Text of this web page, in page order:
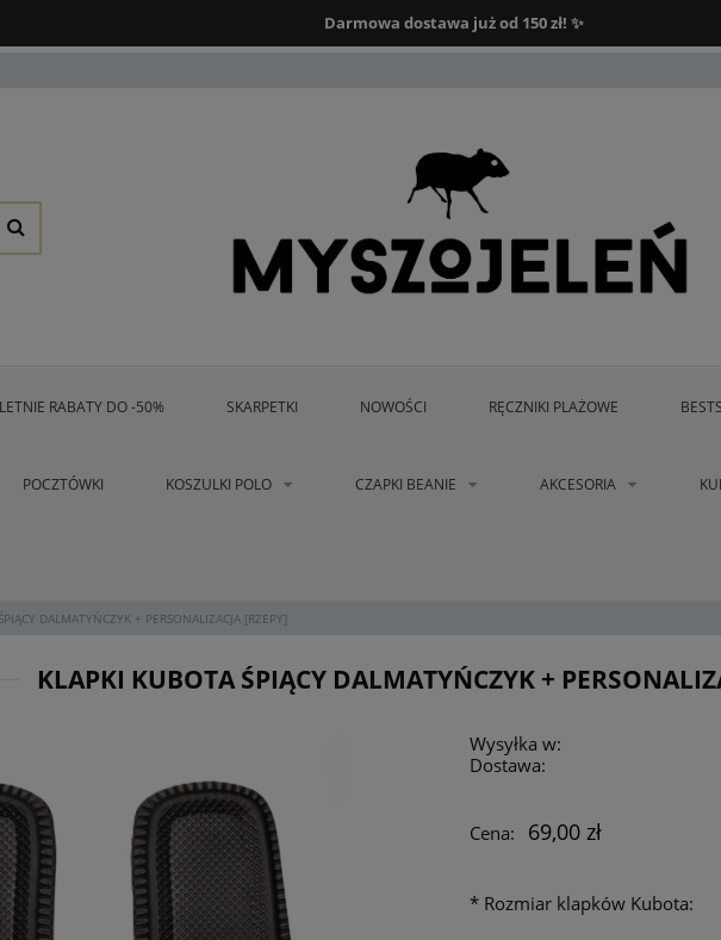
Darmowa dostawa od 150 zł.
Darmowa dostawa już od 150 zł! ✨
LETNIE RABATY DO -50% SKARPETKI NOWOŚCI RĘCZNIKI PLAŻOWE
POCZTÓWKI KOSZULKI POLO CZAPKI BEANIE AKCESORIA
DALMATYŃCZYK + PERSONALIZACJA [RZEPY]
KLAPKI KUBOTA ŚPIĄCY DALMATYŃCZYK +
Wysyłka w:
Dostawa:
Cena:
69,00 zł
*Rozmiar klapków Kubota: